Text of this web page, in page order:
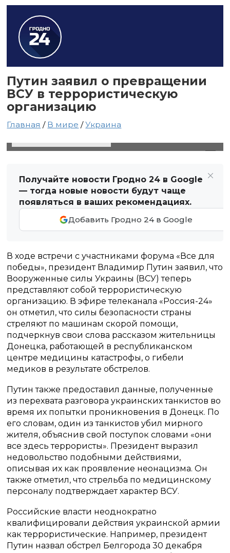
Путин заявил о превращении
ВСУ в террористическую
организацию
Главная / В мире /Украина
Получайте новости Гродно 24 в Google
— тогда новые новости будут чаще
появляться в ваших рекомендациях.
Добавить Гродно 24 в Google
В ходе встречи с участниками форума «Все для
победы», президент Владимир Путин заявил, что
Вооруженные силы Украины (ВСУ) теперь
представляют собой террористическую
организацию. В эфире телеканала «Россия-24»
он отметил, что силы безопасности страны
стреляют по машинам скорой помощи,
подчеркнув свои слова рассказом жительницы
Донецка, работающей в республиканском
центре медицины катастрофы, о гибели
медиков в результате обстрелов.
Путин также предоставил данные, полученные
из перехвата разговора украинских танкистов во
время их попытки проникновения в Донецк. По
его словам, один из танкистов убил мирного
жителя, объяснив свой поступок словами «они
все здесь террористы». Президент выразил
недовольство подобными действиями,
описывая их как проявление неонацизма. Он
также отметил, что стрельба по медицинскому
персоналу подтверждает характер ВСУ.
Российские власти неоднократно
квалифицировали действия украинской армии
как террористические. Например, президент
Путин назвал обстрел Белгорода 30 декабря